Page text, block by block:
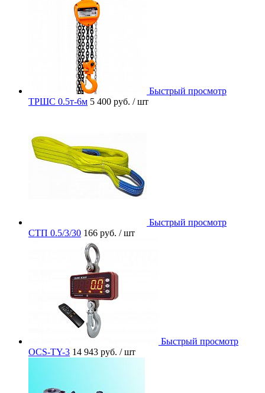
Быстрый просмотр
ТРШС 0.5т-6м 5 400 руб. / шт
Быстрый просмотр
СТП 0.5/3/30 166 руб. / шт
Быстрый просмотр
OCS-TY-3 14 943 руб. / шт